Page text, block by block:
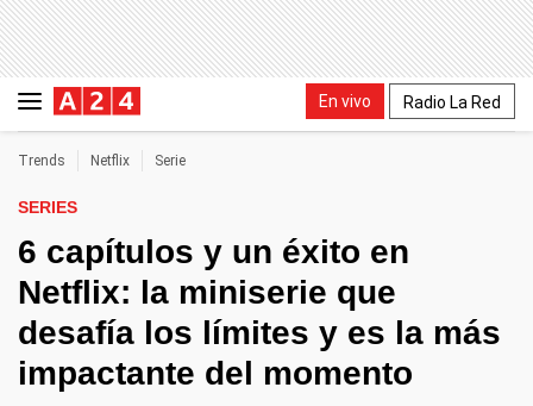
En vivo Radio La Red
Trends Netflix Serie
SERIES
6 capítulos y un éxito en
Netflix: la miniserie que
desafía los límites y es la más
impactante del momento